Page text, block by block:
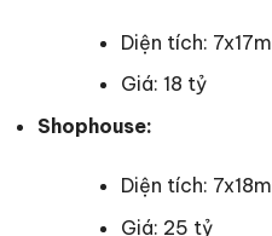
Diện tích: 7x17m
Giá: 18 tỷ
Shophouse:
Diện tích: 7x18m
Giá: 25 tỷ